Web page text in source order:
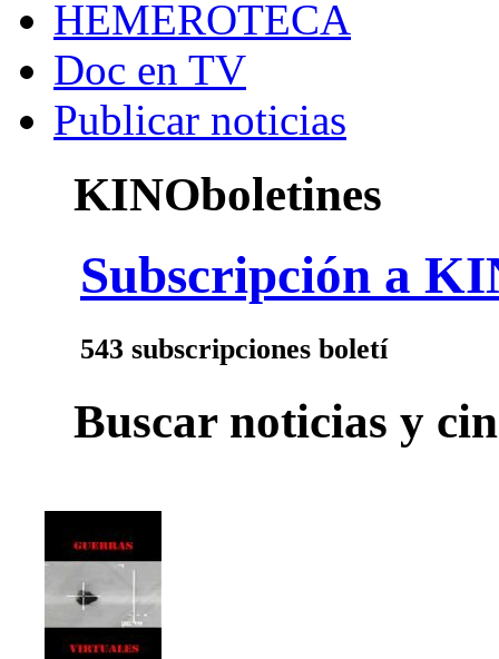
HEMEROTECA
Doc en TV
Publicar noticias
KINOboletines
Subscripción a
543 subscripciones boletí
Buscar noticias y